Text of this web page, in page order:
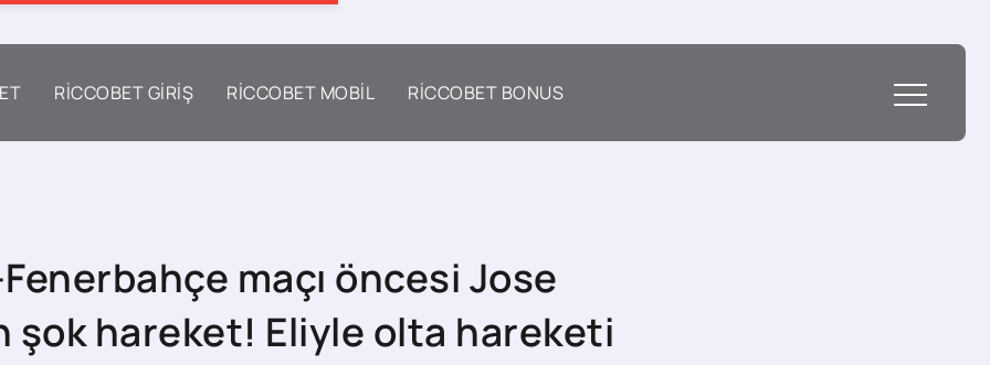
RICCOBET GIRIŞ RICCOBET MOBIL RICCOBET BONUS
maçı öncesi Jose
şok hareket! Eliyle olta hareketi